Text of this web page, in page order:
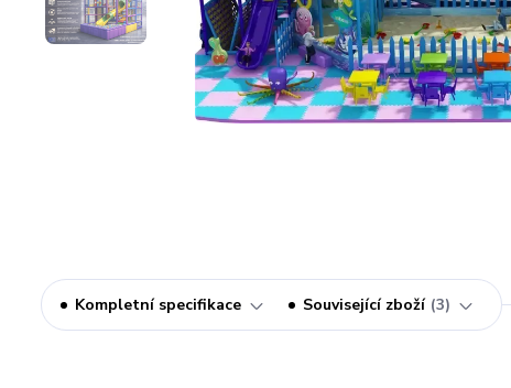
Kompletní specifikace Související zboží 3